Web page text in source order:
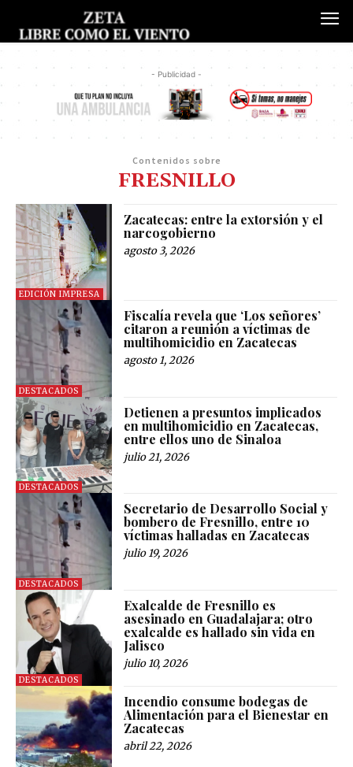
- Publicidad -
Contenidos sobre
FRESNILLO
EDICIÓN IMPRESA
Zacatecas: entre la extorsión y el
narcogobierno
agosto 3, 2026
DESTACADOS
Fiscalía revela que ‘Los señores’
citaron a reunión a víctimas de
multihomicidio en Zacatecas
agosto 1, 2026
DESTACADOS
Detienen a presuntos implicados
en multihomicidio en Zacatecas,
entre ellos uno de Sinaloa
julio 21, 2026
DESTACADOS
Secretario de Desarrollo Social y
bombero de Fresnillo, entre 10
víctimas halladas en Zacatecas
julio 19, 2026
DESTACADOS
Exalcalde de Fresnillo es
asesinado en Guadalajara; otro
exalcalde es hallado sin vida en
Jalisco
julio 10, 2026
Incendio consume bodegas de
Alimentación para el Bienestar en
Zacatecas
abril 22, 2026